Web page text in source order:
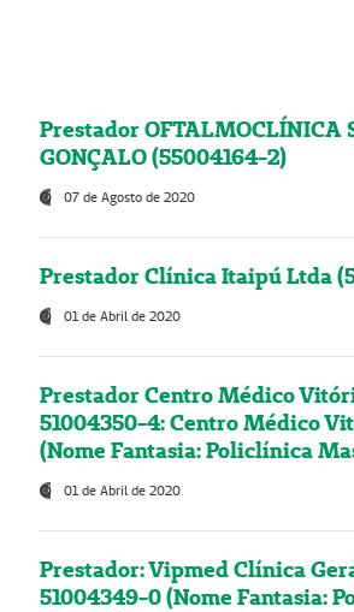
Prestador OFTALMOCLÍNICA
GONÇALO (55004164-2)
07 de Agosto de 2020
Prestador Clínica Itaipú Ltda
01 de Abril de 2020
Prestador Centro Médico
51004350-4: Centro Médico
(Nome Fantasia: Policlínica
01 de Abril de 2020
Prestador: Vipmed Clínica
51004349-0 (Nome Fantasia: